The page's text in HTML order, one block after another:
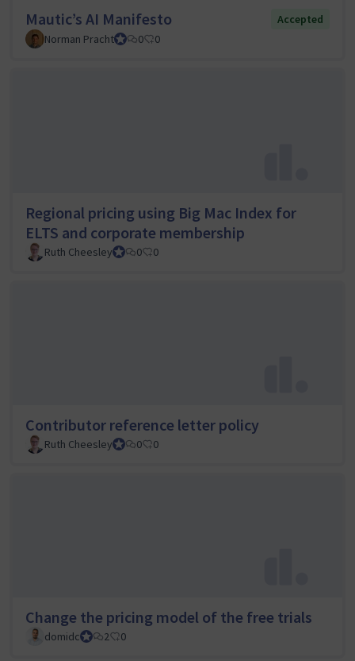
Mautic’s AI Manifesto
Accepted
Norman PrachtCouncil member
0 0
Regional pricing using Big Mac Index for
ELTS and corporate membership
Ruth CheesleyMautic Project Lead
0 0
Contributor reference letter policy
Ruth CheesleyMautic Project Lead
0 0
Change the pricing model of the free trials
domidcCouncil member
2 0